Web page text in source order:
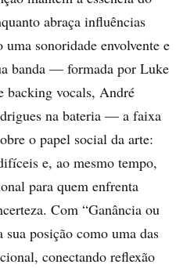
abraça influências
sonoridade envolvente e
banda — formada por Luke
backing vocals, André
na bateria — a faixa
o papel social da arte:
e, ao mesmo tempo,
para quem enfrenta
Com “Ganância ou
posição como uma das
conectando reflexão